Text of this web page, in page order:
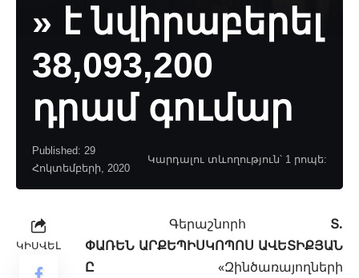
» է նվիրաբերել
38,093,200
դրամ գումար
Published: 29
Հոկտեմբերի, 2020
Կարդալու տևողություն՝ 1 րոպե:
ԿԻՍՎԵԼ
Գերաշնորհ Տ.
ՓԱՌԵՆ ԱՐՔԵՊԻՍԿՈՊՈՍ ԱՎԵՏԻՔՅԱՆ
Ը «Զինծառայողների